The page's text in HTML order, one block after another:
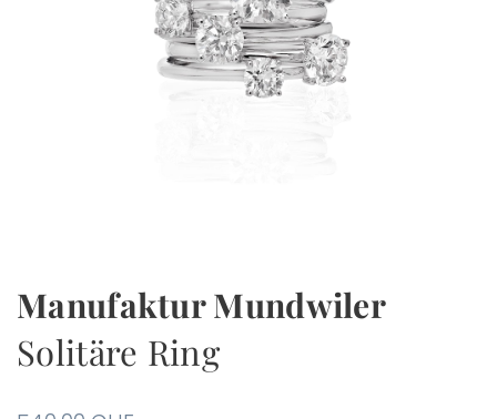
Manufaktur Mundwiler
Solitäre Ring